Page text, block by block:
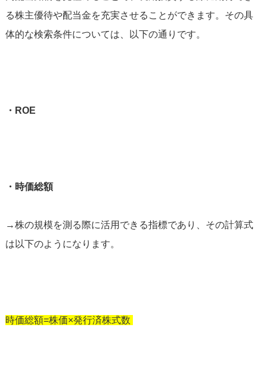
る株主優待や配当金を充実させることができます。その具
体的な検索条件については、以下の通りです。
・ROE
・時価総額
→株の規模を測る際に活用できる指標であり、その計算式
は以下のようになります。
時価総額=株価×発行済株式数